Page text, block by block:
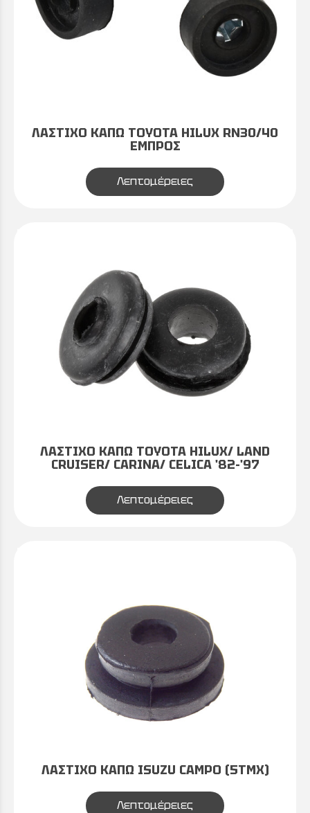
ΛΑΣΤΙΧΟ ΚΑΠΩ TOYOTA HILUX RN30/40
ΕΜΠΡΟΣ
Λεπτομέρειες
ΛΑΣΤΙΧΟ ΚΑΠΩ TOYOTA HILUX/ LAND
CRUISER/ CARINA/ CELICA '82-'97
Λεπτομέρειες
ΛΑΣΤΙΧΟ ΚΑΠΩ ISUZU CAMPO (5TΜΧ)
Λεπτομέρειες